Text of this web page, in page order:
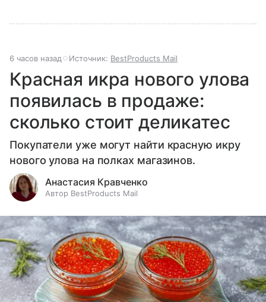
6 часов назад Источник: BestProducts Mail
Красная икра нового улова
появилась в продаже:
сколько стоит деликатес
Покупатели уже могут найти красную икру
нового улова на полках магазинов.
Анастасия Кравченко
Автор BestProducts Mail